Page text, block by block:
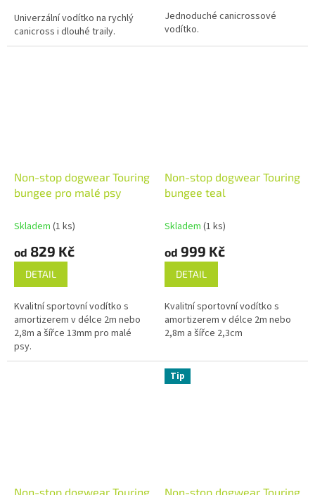
Univerzální vodítko na rychlý
canicross i dlouhé traily.
Jednoduché canicrossové
vodítko.
Non-stop dogwear Touring
bungee pro malé psy
Skladem (1 ks)
od 829 Kč
DETAIL
Kvalitní sportovní vodítko s
amortizerem v délce 2m nebo
2,8m a šířce 13mm pro malé
psy.
Non-stop dogwear Touring
bungee teal
Skladem (1 ks)
od 999 Kč
DETAIL
Kvalitní sportovní vodítko s
amortizerem v délce 2m nebo
2,8m a šířce 2,3cm
Non-stop dogwear Touring
Tip
Non-stop dogwear Touring